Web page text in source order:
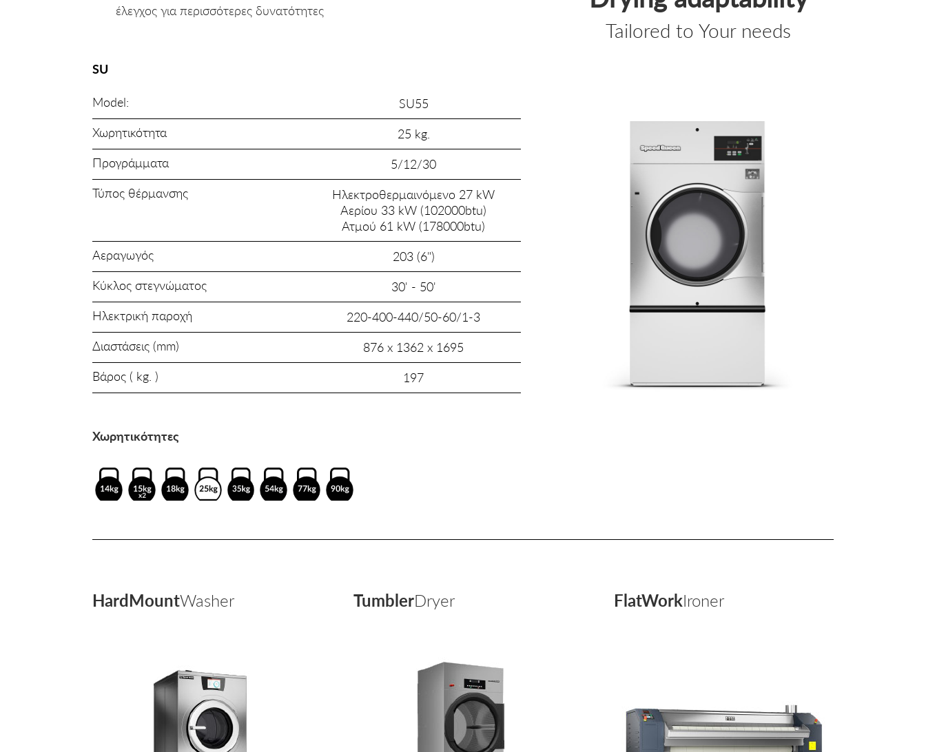
έλεγχος για περισσότερες δυνατότητες
Tailored to Your needs
SU
Model:
Χωρητικότητα
Προγράμματα
Τύπος θέρμανσης
Αεραγωγός
Κύκλος στεγνώματος
Ηλεκτρική παροχή
Διαστάσεις (mm)
Βάρος ( kg. )
SU55
25 kg.
5/12/30
Ηλεκτροθερμαινόμενο 27 kW
Αερίου 33 kW (102000btu)
Ατμού 61 kW (178000btu)
203 (6")
30' - 50'
220-400-440/50-60/1-3
876 x 1362 x 1695
197
Χωρητικότητες
HardMountWasher TumblerDryer FlatWorkIroner